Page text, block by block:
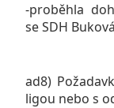
-proběhla
se SDH
ad8)
ligou nebo s